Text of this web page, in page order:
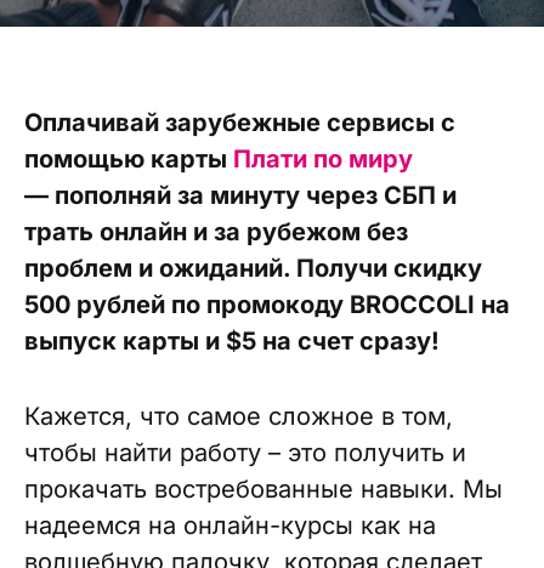
Оплачивай зарубежные сервисы с
помощью карты Плати по миру
— пополняй за минуту через СБП и
трать онлайн и за рубежом без
проблем и ожиданий. Получи скидку
500 рублей по промокоду BROCCOLI на
выпуск карты и $5 на счет сразу!
Кажется, что самое сложное в том,
чтобы найти работу – это получить и
прокачать востребованные навыки. Мы
надеемся на онлайн-курсы как на
волшебную палочку, которая сделает